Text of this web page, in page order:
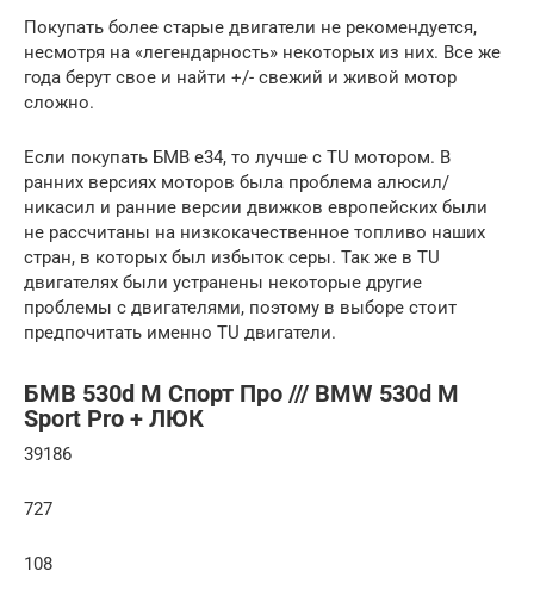
Покупать более старые двигатели не рекомендуется,
несмотря на «легендарность» некоторых из них. Все же
года берут свое и найти +/- свежий и живой мотор
сложно.
Если покупать БМВ е34, то лучше с TU мотором. В
ранних версиях моторов была проблема алюсил/
никасил и ранние версии движков европейских были
не рассчитаны на низкокачественное топливо наших
стран, в которых был избыток серы. Так же в TU
двигателях были устранены некоторые другие
проблемы с двигателями, поэтому в выборе стоит
предпочитать именно TU двигатели.
БМВ 530d М Спорт Про /// BMW 530d M
Sport Pro + ЛЮК
39186
727
108